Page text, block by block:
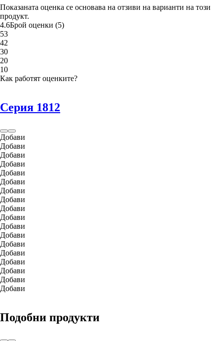
Показаната оценка се основава на отзиви на варианти на този
продукт.
4.6Брой оценки (5)
53
42
30
20
10
Как работят оценките?
Серия 1812
Добави
Добави
Добави
Добави
Добави
Добави
Добави
Добави
Добави
Добави
Добави
Добави
Добави
Добави
Добави
Добави
Добави
Добави
Подобни продукти